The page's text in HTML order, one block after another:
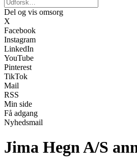
Del og vis omsorg
X
Facebook
Instagram
LinkedIn
YouTube
Pinterest
TikTok
Mail
RSS
Min side
Få adgang
Nyhedsmail
Jima Hegn A/S